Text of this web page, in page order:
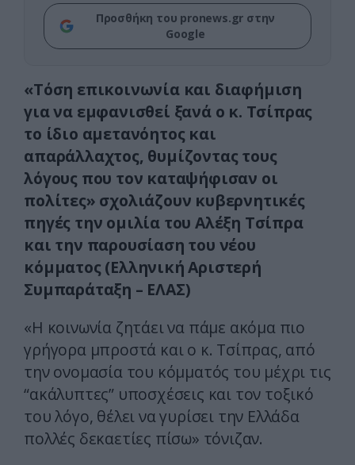
Προσθήκη του pronews.gr στην
Google
«Tόση επικοινωνία και διαφήμιση
για να εμφανισθεί ξανά ο κ. Τσίπρας
το ίδιο αμετανόητος και
απαράλλαχτος, θυμίζοντας τους
λόγους που τον καταψήφισαν οι
πολίτες» σχολιάζουν κυβερνητικές
πηγές την ομιλία του Αλέξη Τσίπρα
και την παρουσίαση του νέου
κόμματος (Ελληνική Αριστερή
Συμπαράταξη – ΕΛΑΣ)
«Η κοινωνία ζητάει να πάμε ακόμα πιο
γρήγορα μπροστά και ο κ. Τσίπρας, από
την ονομασία του κόμματός του μέχρι τις
“ακάλυπτες” υποσχέσεις και τον τοξικό
του λόγο, θέλει να γυρίσει την Ελλάδα
πολλές δεκαετίες πίσω» τόνιζαν.